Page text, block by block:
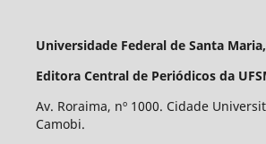
Universidade Federal de Santa
Editora Central de Periódicos da
Av. Roraima, nº 1000. Cidade
Camobi.